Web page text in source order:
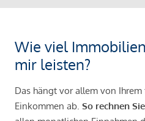
Wie viel
mir leisten?
Das hängt vor allem von
Einkommen ab. So rechnen